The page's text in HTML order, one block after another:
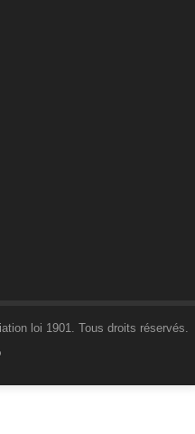
loi 1901. Tous droits réservés.